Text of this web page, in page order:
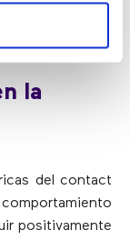
un sistema
la
del contact
positivamente